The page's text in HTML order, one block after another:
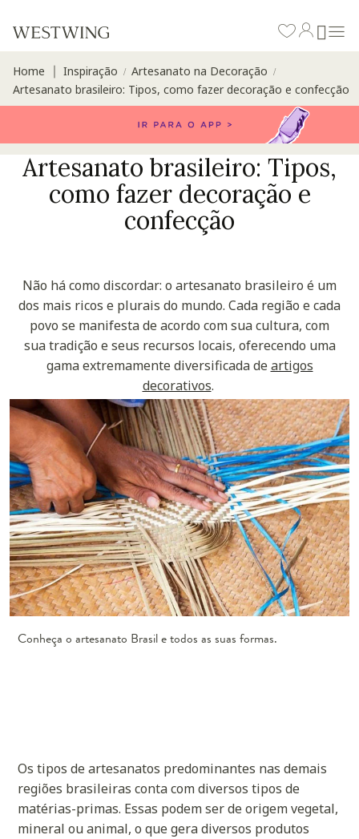
Home Inspiração / Artesanato na Decoração /
Artesanato brasileiro: Tipos, como fazer decoração e confecção
Artesanato brasileiro: Tipos,
como fazer decoração e
confecção
Não há como discordar: o artesanato brasileiro é um
dos mais ricos e plurais do mundo. Cada região e cada
povo se manifesta de acordo com sua cultura, com
sua tradição e seus recursos locais, oferecendo uma
gama extremamente diversificada deartigos
decorativos.
Conheça o artesanato Brasil e todos as suas formas.
Os tipos de artesanatos predominantes nas demais
regiões brasileiras conta com diversos tipos de
matérias-primas. Essas podem ser de origem vegetal,
mineral ou animal, o que gera diversos produtos